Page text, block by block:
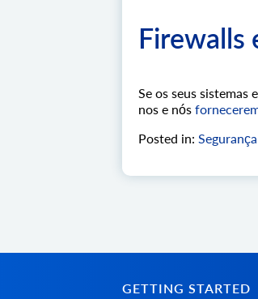
Firewalls
Se os seus
nos e nós
Posted in:
GETTING STARTED